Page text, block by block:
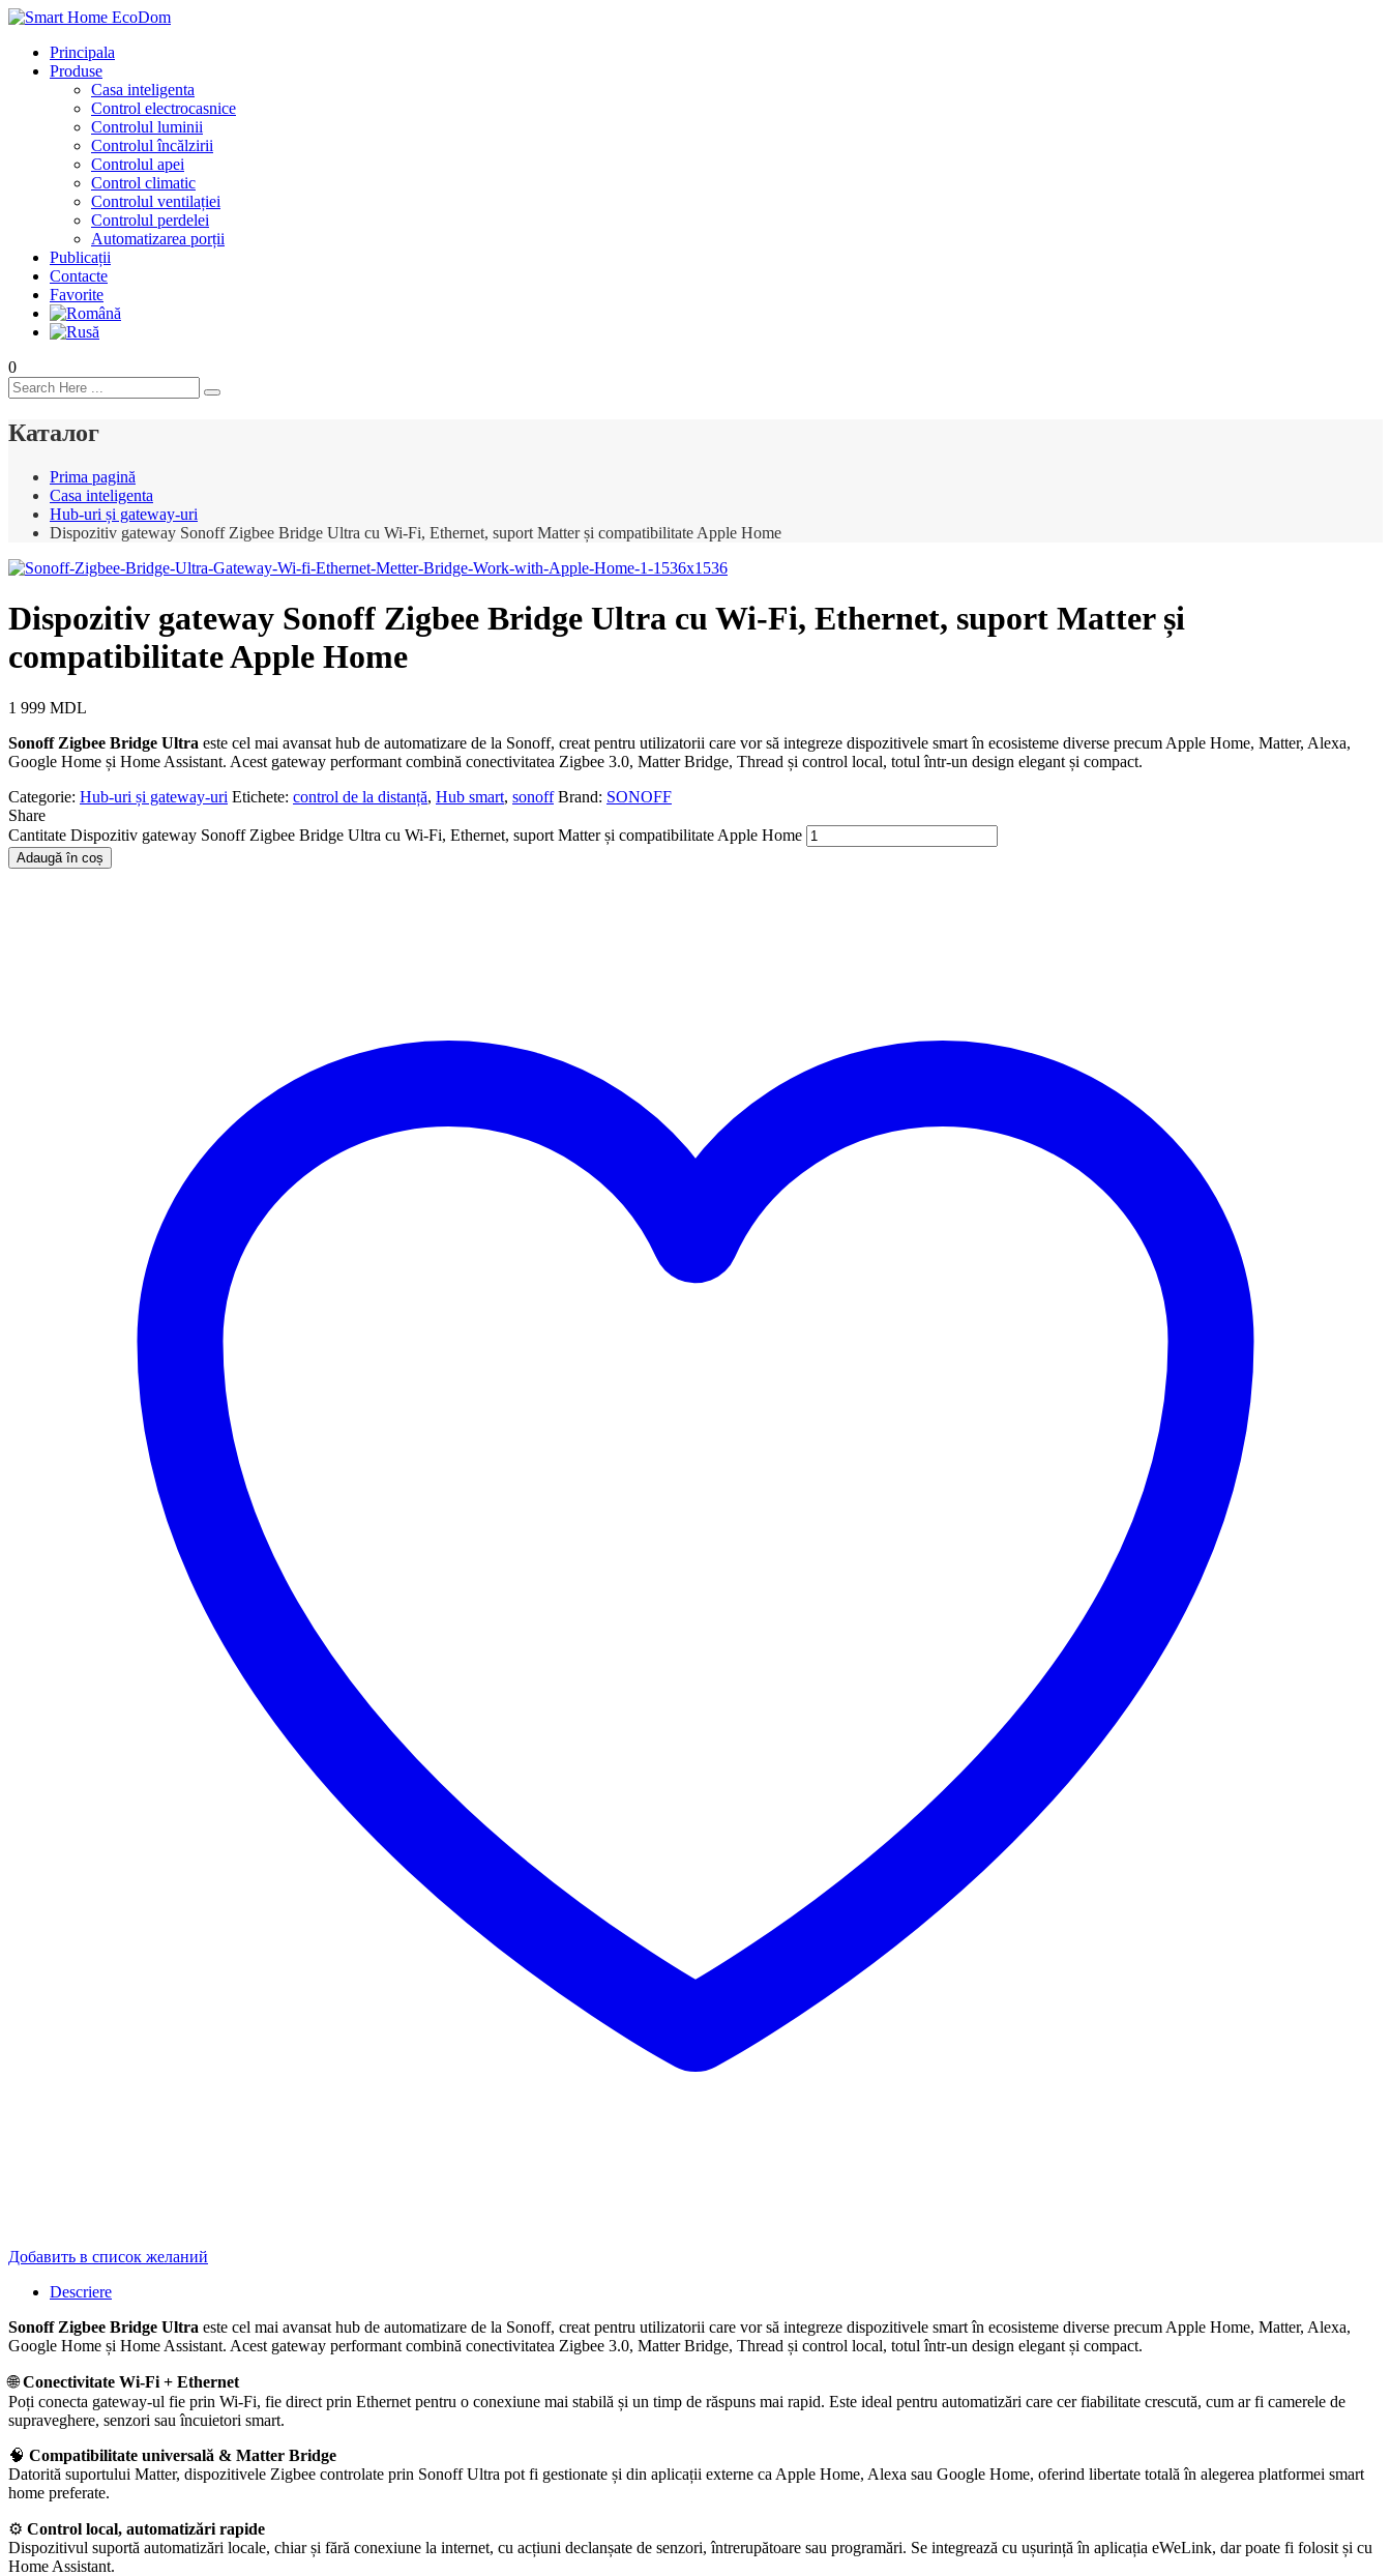
Principala
Produse
Casa inteligenta
Control electrocasnice
Controlul luminii
Controlul încălzirii
Controlul apei
Control climatic
Controlul ventilației
Сontrolul perdelei
Automatizarea porții
Publicații
Contacte
Favorite
0
Каталог
Prima pagină
Casa inteligenta
Hub-uri și gateway-uri
Dispozitiv gateway Sonoff Zigbee Bridge Ultra cu Wi-Fi, Ethernet, suport Matter și compatibilitate Apple Home
Dispozitiv gateway Sonoff Zigbee Bridge Ultra cu Wi-Fi, Ethernet, suport Matter și
compatibilitate Apple Home
1 999 MDL
Sonoff Zigbee Bridge Ultra este cel mai avansat hub de automatizare de la Sonoff, creat pentru utilizatorii care vor să integreze dispozitivele smart în ecosisteme diverse precum Apple Home, Matter, Alexa,
Google Home și Home Assistant. Acest gateway performant combină conectivitatea Zigbee 3.0, Matter Bridge, Thread și control local, totul într-un design elegant și compact.
Categorie: Hub-uri și gateway-uri Etichete: control de la distanță, Hub smart, sonoff Brand: SONOFF
Share
Cantitate Dispozitiv gateway Sonoff Zigbee Bridge Ultra cu Wi-Fi, Ethernet, suport Matter și compatibilitate Apple Home
Adaugă în coș
Добавить в список желаний
Descriere
Sonoff Zigbee Bridge Ultra este cel mai avansat hub de automatizare de la Sonoff, creat pentru utilizatorii care vor să integreze dispozitivele smart în ecosisteme diverse precum Apple Home, Matter, Alexa,
Google Home și Home Assistant. Acest gateway performant combină conectivitatea Zigbee 3.0, Matter Bridge, Thread și control local, totul într-un design elegant și compact.
🌐Conectivitate Wi-Fi + Ethernet
Poți conecta gateway-ul fie prin Wi-Fi, fie direct prin Ethernet pentru o conexiune mai stabilă și un timp de răspuns mai rapid. Este ideal pentru automatizări care cer fiabilitate crescută, cum ar fi camerele de
supraveghere, senzori sau încuietori smart.
🧠 Compatibilitate universală & Matter Bridge
Datorită suportului Matter, dispozitivele Zigbee controlate prin Sonoff Ultra pot fi gestionate și din aplicații externe ca Apple Home, Alexa sau Google Home, oferind libertate totală în alegerea platformei smart
home preferate.
⚙️ Control local, automatizări rapide
Dispozitivul suportă automatizări locale, chiar și fără conexiune la internet, cu acțiuni declanșate de senzori, întrerupătoare sau programări. Se integrează cu ușurință în aplicația eWeLink, dar poate fi folosit și cu
Home Assistant.